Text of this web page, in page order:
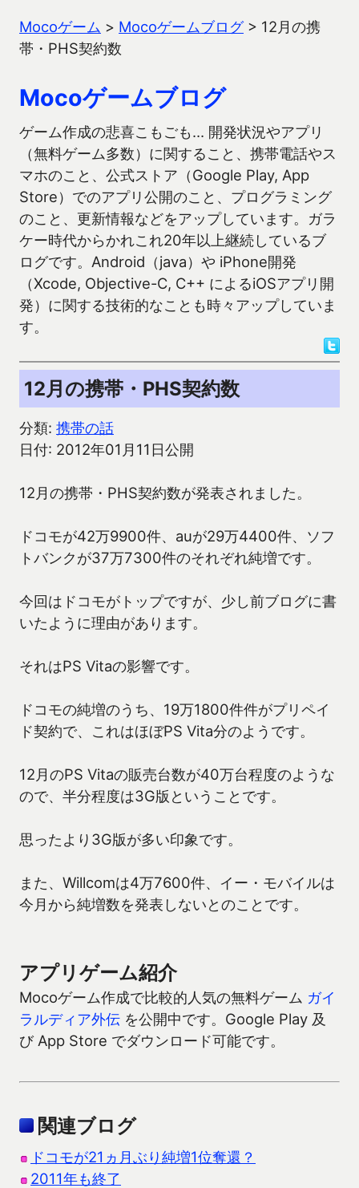
Mocoゲーム > Mocoゲームブログ> 12月の携
帯・PHS契約数
Mocoゲームブログ
ゲーム作成の悲喜こもごも… 開発状況やアプリ
（無料ゲーム多数）に関すること、携帯電話やス
マホのこと、公式ストア（Google Play, App
Store）でのアプリ公開のこと、プログラミング
のこと、更新情報などをアップしています。ガラ
ケー時代からかれこれ20年以上継続しているブ
ログです。Android（java）や iPhone開発
（Xcode, Objective-C, C++ によるiOSアプリ開
発）に関する技術的なことも時々アップしていま
す。
12月の携帯・PHS契約数
分類: 携帯の話
日付: 2012年01月11日公開
12月の携帯・PHS契約数が発表されました。
ドコモが42万9900件、auが29万4400件、ソフ
トバンクが37万7300件のそれぞれ純増です。
今回はドコモがトップですが、少し前ブログに書
いたように理由があります。
それはPS Vitaの影響です。
ドコモの純増のうち、19万1800件件がプリペイ
ド契約で、これはほぼPS Vita分のようです。
12月のPS Vitaの販売台数が40万台程度のような
ので、半分程度は3G版ということです。
思ったより3G版が多い印象です。
また、Willcomは4万7600件、イー・モバイルは
今月から純増数を発表しないとのことです。
アプリゲーム紹介
Mocoゲーム作成で比較的人気の無料ゲーム ガイ
ラルディア外伝 を公開中です。Google Play 及
び App Store でダウンロード可能です。
関連ブログ
ドコモが21ヵ月ぶり純増1位奪還？
2011年も終了